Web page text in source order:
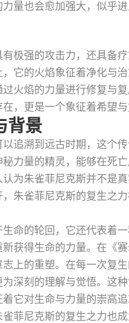
量也会愈加强大，似乎
极强的攻击力，还具备
它的火焰象征着净化与
火焰的力量进行修复与
，更是一个象征着希望与
背景
追溯到远古时期，这个
力量的精灵，能够在死
为朱雀菲尼克斯并不是
，朱雀菲尼克斯的复生之
生命的轮回，它还代表
获得生命的力量。在《
上的重塑。在每一次复
深刻的理解与觉悟。这
它对生命与力量的崇高追
菲尼克斯的复生之力也